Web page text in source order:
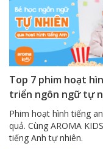
Top 7 phim hoạt
triển ngôn ngữ tự
Phim hoạt hình tiếng
quả. Cùng AROMA
tiếng Anh tự nhiên.